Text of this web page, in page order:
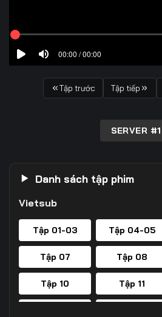
00:00 / 00:00
Tập trước Tập tiếp
SERVER #1
Danh sách tập phim
Vietsub
Tập 01-03 Tập 04-05
Tập 07 Tập 08
Tập 10 Tập 11